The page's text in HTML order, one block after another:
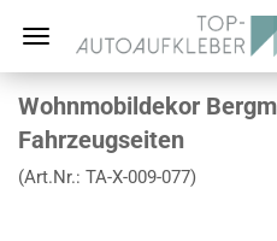
Wohnmobildekor
Fahrzeugseiten
(Art.Nr.: TA-X-009-077)